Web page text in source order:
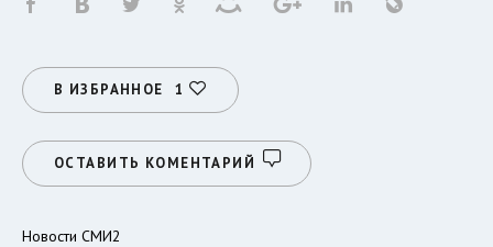
В ИЗБРАННОЕ 1
ОСТАВИТЬ КОМЕНТАРИЙ
Новости СМИ2